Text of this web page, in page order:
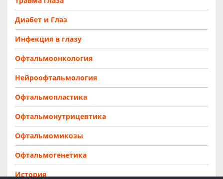
Диабет и Глаз
Инфекция в глазу
Офтальмоонкология
Нейроофтальмология
Офтальмопластика
Офтальмонутрицевтика
Офтальмомикозы
Офтальмогенетика
История